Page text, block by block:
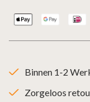
staal
Binnen 1-2
Zorgeloos